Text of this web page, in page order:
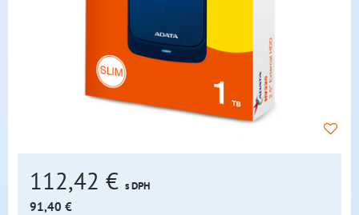
112,42 € s DPH
91,40 €